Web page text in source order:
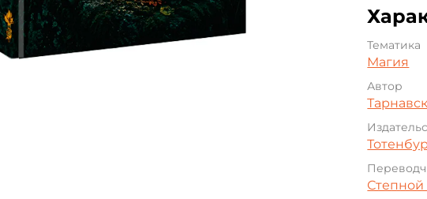
Тематика
Магия
Автор
Степной